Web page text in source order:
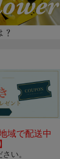
域で配送中
い。